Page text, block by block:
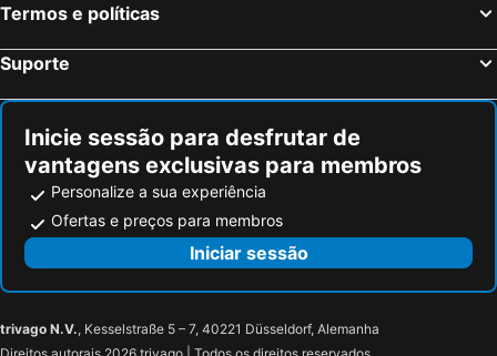
Reuver, bed and breakfasts
Tönisvorst, bed and breakfasts
Gelsenkirchen, bed and breakfasts
Swalmen, bed and breakfasts
Termos e políticas
Suporte
Inicie sessão para desfrutar de
vantagens exclusivas para membros
Personalize a sua experiência
Ofertas e preços para membros
Iniciar sessão
trivago N.V., Kesselstraße 5 – 7, 40221 Düsseldorf, Alemanha